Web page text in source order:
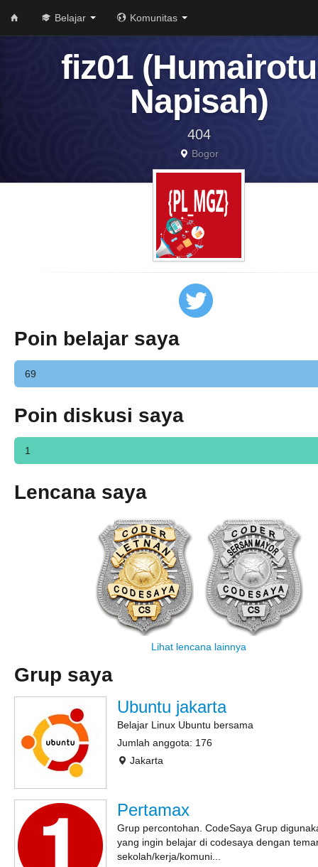
Belajar Komunitas
fiz01
Napisah)
404
Bogor
Poin belajar saya
69
Poin diskusi saya
1
Lencana saya
Lihat lencana lainnya
Grup saya
Ubuntu jakarta
Belajar Linux Ubuntu bersama
Jumlah anggota: 176
Jakarta
Pertamax
Grup percontohan. CodeSaya Grup
yang ingin belajar di codesaya dengan
sekolah/kerja/komuni...